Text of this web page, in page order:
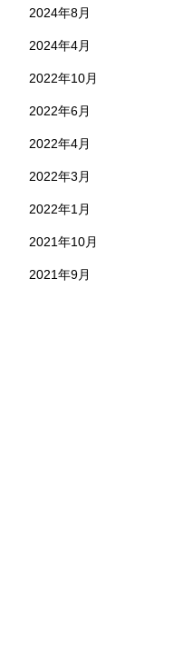
2024年8月
2024年4月
2022年10月
2022年6月
2022年4月
2022年3月
2022年1月
2021年10月
2021年9月